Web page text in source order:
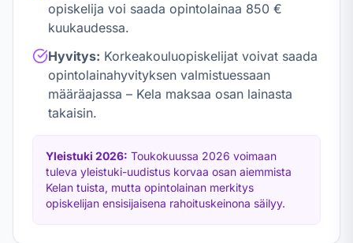
opiskelija voi saada opintolainaa 850 €
kuukaudessa.
Hyvitys: Korkeakouluopiskelijat voivat saada
opintolainahyvityksen valmistuessaan
määräajassa – Kela maksaa osan lainasta
takaisin.
Yleistuki 2026: Toukokuussa 2026 voimaan
tuleva yleistuki-uudistus korvaa osan aiemmista
Kelan tuista, mutta opintolainan merkitys
opiskelijan ensisijaisena rahoituskeinona säilyy.